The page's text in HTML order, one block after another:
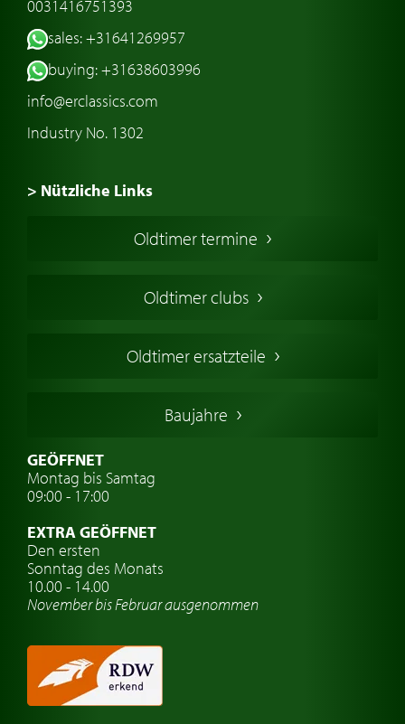
0031416751393
sales: +31641269957
buying: +31638603996
info@erclassics.com
Industry No. 1302
> Nützliche Links
Oldtimers in Europa
Englische Oldtimer
Deutsche Oldtimer
Schwedische Oldtimer
Oldtimer mit h-kennzeichen
Auto Oldtimer Markt
Oldtimer-Versicherung
Oldtimer-Clubs
Oldtimer-Reisen
Automarken uhren
Oldtimer termine
Oldtimer clubs
Oldtimer ersatzteile
Baujahre
GEÖFFNET
Montag bis Samtag
09:00 - 17:00
EXTRA GEÖFFNET
Den ersten
Sonntag des Monats
10.00 - 14.00
November bis Februar ausgenommen